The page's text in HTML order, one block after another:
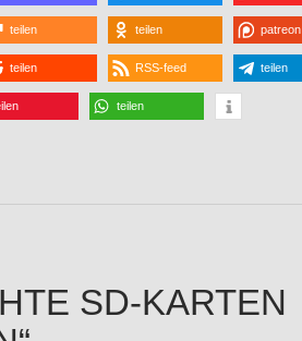
teilen teilen patreon
teilen RSS-feed teilen
teilen
SD-KARTEN